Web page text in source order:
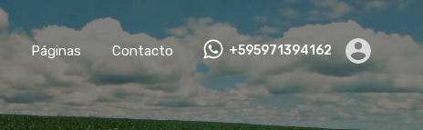
Páginas Contacto +595971394162